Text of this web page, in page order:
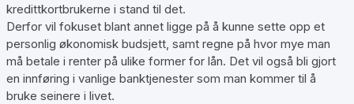
kredittkortbrukerne i stand til det.
Derfor vil fokuset blant annet ligge på å kunne sette opp et
personlig økonomisk budsjett, samt regne på hvor mye man
må betale i renter på ulike former for lån. Det vil også bli gjort
en innføring i vanlige banktjenester som man kommer til å
bruke seinere i livet.